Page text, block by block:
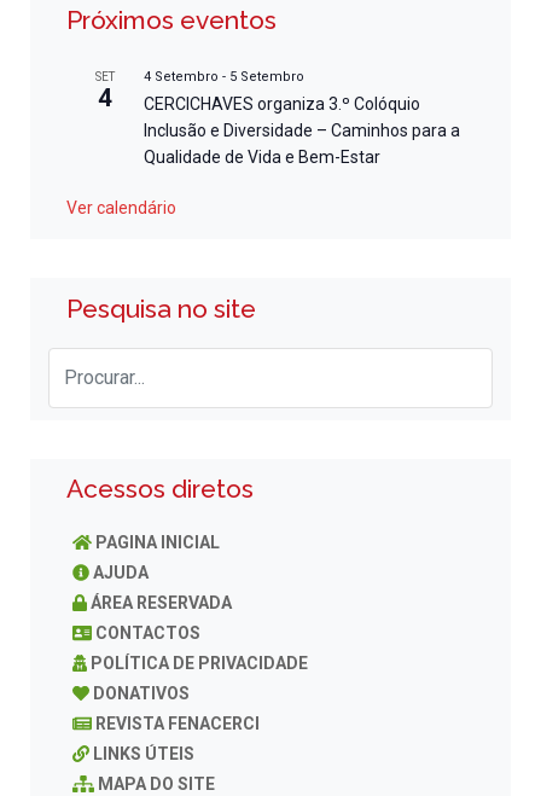
Próximos eventos
SET
4
4 Setembro - 5 Setembro
CERCICHAVES organiza 3.º Colóquio
Inclusão e Diversidade – Caminhos para a
Qualidade de Vida e Bem-Estar
Ver calendário
Pesquisa no site
Acessos diretos
PAGINA INICIAL
AJUDA
ÁREA RESERVADA
CONTACTOS
POLÍTICA DE PRIVACIDADE
DONATIVOS
REVISTA FENACERCI
LINKS ÚTEIS
MAPA DO SITE